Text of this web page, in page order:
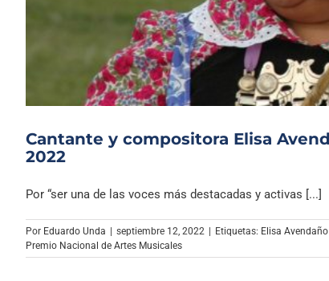
Cantante y compositora Elisa
2022
Por “ser una de las voces más destacadas y activas [...]
Por Eduardo Unda septiembre 12, 2022 Etiquetas: Elisa
Premio Nacional de Artes Musicales